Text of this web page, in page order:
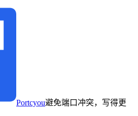
Portcyou避免端口冲突，写得更